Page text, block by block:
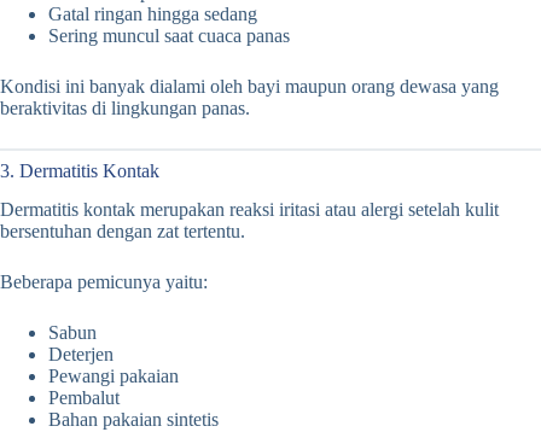
Gatal ringan hingga sedang
Sering muncul saat cuaca panas
Kondisi ini banyak dialami oleh bayi maupun orang dewasa yang
beraktivitas di lingkungan panas.
3. Dermatitis Kontak
Dermatitis kontak merupakan reaksi iritasi atau alergi setelah kulit
bersentuhan dengan zat tertentu.
Beberapa pemicunya yaitu:
Sabun
Deterjen
Pewangi pakaian
Pembalut
Bahan pakaian sintetis